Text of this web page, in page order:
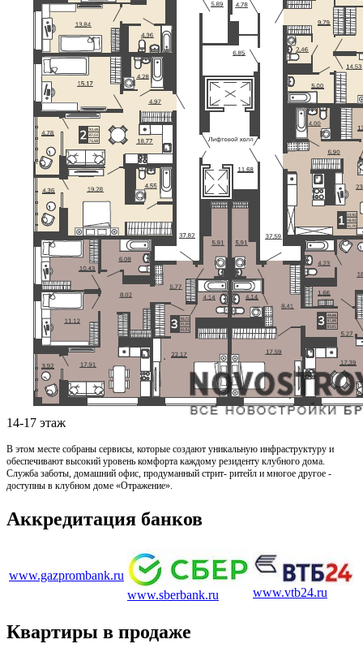
14-17 этаж
В этом месте собраны сервисы, которые создают уникальную инфраструктуру и
обеспечивают высокий уровень комфорта каждому резиденту клубного дома.
Служба заботы, домашний офис, продуманный стрит- ритейл и многое другое -
доступны в клубном доме «Отражение».
Аккредитация банков
www.gazprombank.ru
www.sberbank.ru
www.vtb24.ru
Квартиры в продаже